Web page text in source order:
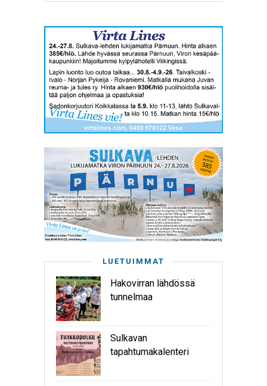
LUETUIMMAT
Hakovirran lähdössä
tunnelmaa
Sulkavan
tapahtumakalenteri